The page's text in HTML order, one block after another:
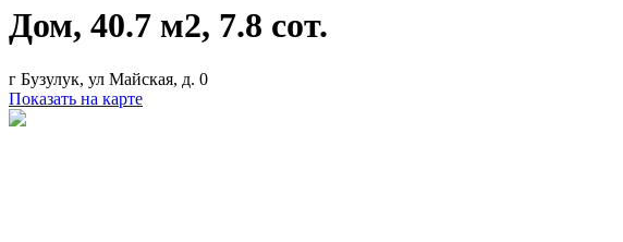
Дом, 40.7 м2, 7.8 сот.
г Бузулук, ул Майская, д. 0
Показать на карте